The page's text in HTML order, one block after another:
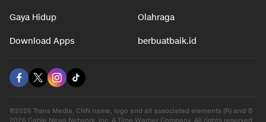
Gaya Hidup Olahraga
Download Apps berbuatbaik.id
©2026 Trans Media, CNN name, logo and all associated elements (R) and ©